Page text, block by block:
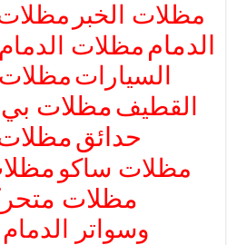
مظلات الخبر
الدمام مظلات
السيارات
القطيفمظلات
حدائق
مظلات ساكو
مظلات
وسواتر